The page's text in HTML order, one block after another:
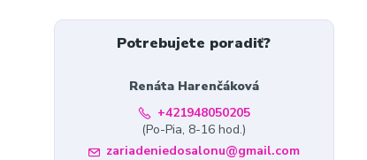
Potrebujete poradiť?
Renáta Harenčáková
+421948050205
(Po-Pia, 8-16 hod.)
zariadeniedosalonu@gmail.com